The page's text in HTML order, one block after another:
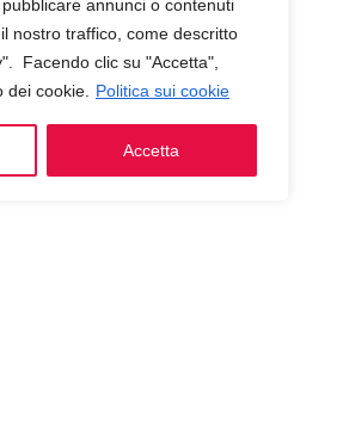
annunci o contenuti
nostro traffico, come descritto
Facendo clic su "Accetta",
dei cookie.
Politica sui cookie
Accetta